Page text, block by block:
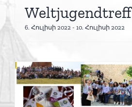
Weltjugendtreff
6. Հուլիսի 2022 - 10. Հուլիսի 2022